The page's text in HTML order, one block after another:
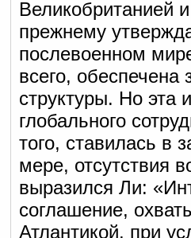
Великобританией
прежнему
послевоенном
всего, обеспечена
структуры. Но эта
глобального
того, ставилась в
мере, отсутствия
выразился Ли:
соглашение,
Атлантикой, при